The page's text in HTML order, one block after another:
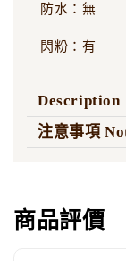
防水：無
閃粉：有
Description
注意事項
商品評價